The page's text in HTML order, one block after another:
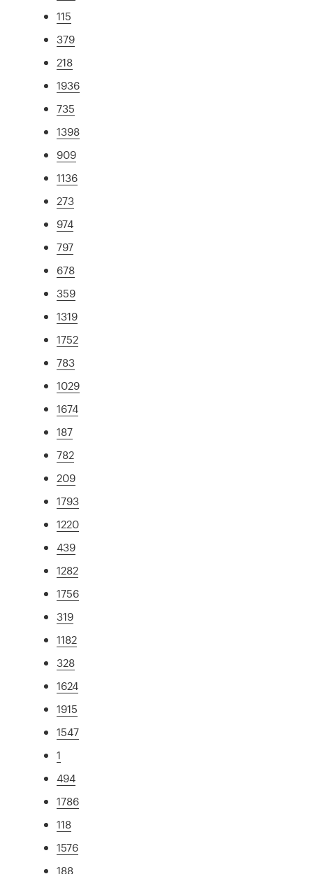
115
379
218
1936
735
1398
909
1136
273
974
797
678
359
1319
1752
783
1029
1674
187
782
209
1793
1220
439
1282
1756
319
1182
328
1624
1915
1547
1
494
1786
118
1576
188